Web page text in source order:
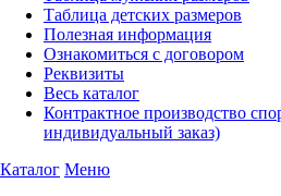
Таблица детских размеров
Полезная информация
Ознакомиться с договором
Реквизиты
Весь каталог
Контрактное производство
индивидуальный заказ)
Каталог Меню